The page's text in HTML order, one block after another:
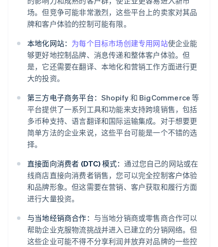
场。但竞争可能非常激烈，这些平台上的卖家对其品
牌和客户体验的控制可能有限。
本地化网站： 为每个目标市场创建专用网站使企业能
够更好地控制品牌、消息传递和整体客户体验。但
是，它还需要在翻译、本地化和营销工作方面进行更
大的投资。
第三方电子商务平台： Shopify 和 BigCommerce 等
平台提供了一系列工具和功能来支持跨境销售，包括
多币种支持、语言翻译和国际运输集成。对于想要更
简单方法的企业来说，这些平台可能是一个不错的选
择。
直接面向消费者 (DTC) 模式：通过您自己的网站或在
线商店直接向消费者销售，您可以完全控制客户体验
和品牌形象。但这需要在营销、客户获取和履行方面
进行大量投资。
与当地经销商合作： 与当地分销商或零售商合作可以
帮助企业克服物流挑战并进入已建立的分销网络。但
这些企业可能不得不分享利润并放弃对品牌的一些控